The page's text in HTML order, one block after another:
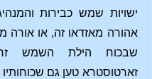
ישויות שמש כבירות
אהורה מאזדאו זה, או אורה
שבכוח הילת השמש
זארטוסטרא טען גם